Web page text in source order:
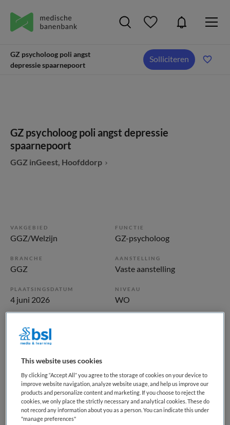
GZ psycholoog poli angst
depressie spaarnepoort
Solliciteren
GZ psycholoog poli angst depressie
spaarnepoort
GGZ inGeest, Hoofddorp
VAKGEBIED
GGZ/Welzijn
FUNCTIE
GZ-psycholoog
BRANCHE
GGZ
AANSTELLING
Vaste aanstelling
PLAATSINGSDATUM
4 juni 2026
NIVEAU
WO
Ervaren
Vacature niet beschikbaar
Deze vacature GZ psycholoog poli angst depressie
spaarnepoort bij GGZ inGeest is niet meer actueel.
Hieronder staan enkele vergelijkbare vacatures die voor u
wellicht interessant zijn.
This website uses cookies
By clicking “Accept All” you agree to the storage of cookies on your device to
improve website navigation, analyze website usage, and help us improve our
products and personalize content and marketing. If you choose to reject the
cookies, we only place the strictly necessary and analytical cookies. These do
not record any information about you as a person. You can indicate this under
"manage preferences"